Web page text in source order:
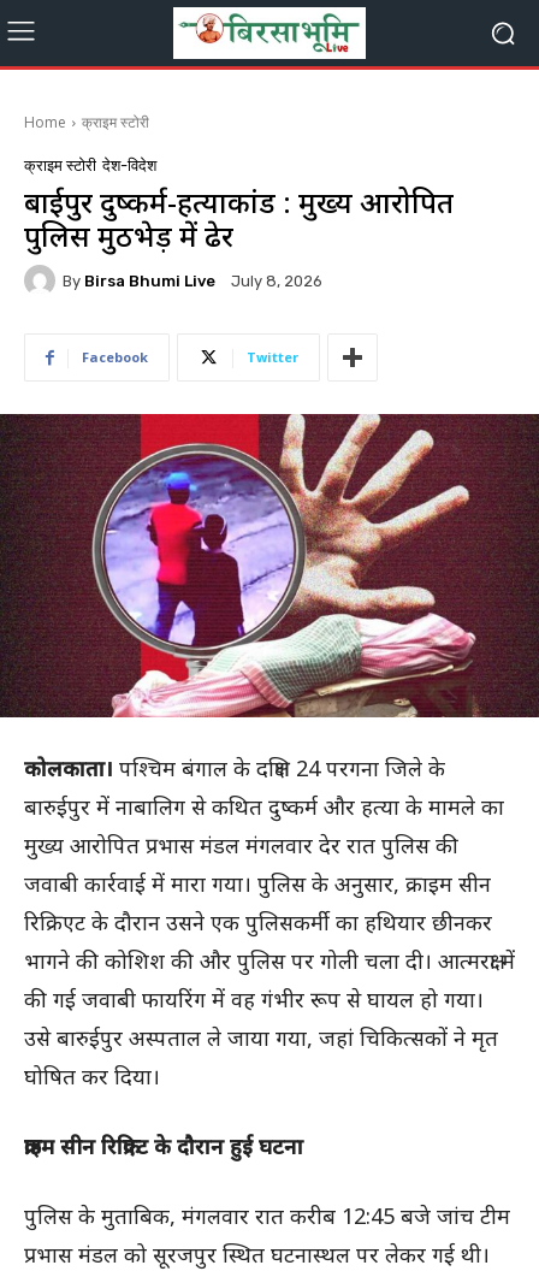
Home क्राइम स्टोरी
क्राइम स्टोरी देश-विदेश
बारुईपुर दुष्कर्म-हत्याकांड : मुख्य आरोपित
पुलिस मुठभेड़ में ढेर
By Birsa Bhumi Live July 8, 2026
Facebook Twitter
कोलकाता। पश्चिम बंगाल के दक्षिण 24 परगना जिले के
बारुईपुर में नाबालिग से कथित दुष्कर्म और हत्या के मामले का
मुख्य आरोपित प्रभास मंडल मंगलवार देर रात पुलिस की
जवाबी कार्रवाई में मारा गया। पुलिस के अनुसार, क्राइम सीन
रिक्रिएट के दौरान उसने एक पुलिसकर्मी का हथियार छीनकर
भागने की कोशिश की और पुलिस पर गोली चला दी। आत्मरक्षा में
की गई जवाबी फायरिंग में वह गंभीर रूप से घायल हो गया।
उसे बारुईपुर अस्पताल ले जाया गया, जहां चिकित्सकों ने मृत
घोषित कर दिया।
क्राइम सीन रिक्रिएट के दौरान हुई घटना
पुलिस के मुताबिक, मंगलवार रात करीब 12:45 बजे जांच टीम
प्रभास मंडल को सूरजपुर स्थित घटनास्थल पर लेकर गई थी।